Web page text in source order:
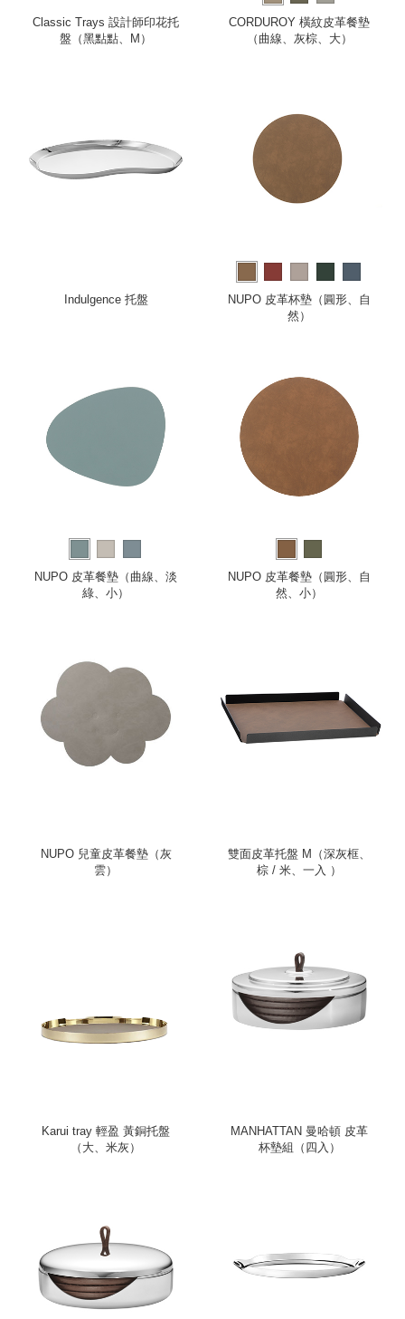
Classic Trays 設計師印花托
盤（黑點點、M）
CORDUROY 橫紋皮革餐墊
（曲線、灰棕、大）
Indulgence 托盤
NUPO 皮革杯墊（圓形、自
然）
NUPO 皮革餐墊（曲線、淡
綠、小）
NUPO 皮革餐墊（圓形、自
然、小）
NUPO 兒童皮革餐墊（灰
雲）
雙面皮革托盤 M（深灰框、
棕 / 米、一入 ）
Karui tray 輕盈 黃銅托盤
（大、米灰）
MANHATTAN 曼哈頓 皮革
杯墊組（四入）